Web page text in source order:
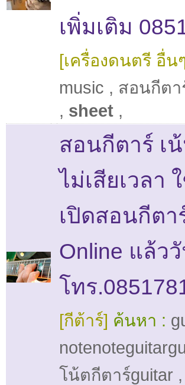
เพิ่มเติม
[เครื่องดนตรี อื่น
music , สอนกีตา
, sheet ,
สอนกีตาร์
ไม่เสียเวลา
เปิดสอนกีตา
Online แล้ว
โทร
[กีต้าร์] ค้นหา :
โน้ตกีตาร์guitar ,